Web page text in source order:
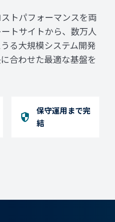
トパフォーマンスを両
トサイトから、数万人
る大規模システム開発
合わせた最適な基盤を
security
保守運用まで完
結